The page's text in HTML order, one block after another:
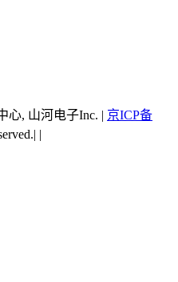
心, 山河电子Inc. | 京ICP备
|